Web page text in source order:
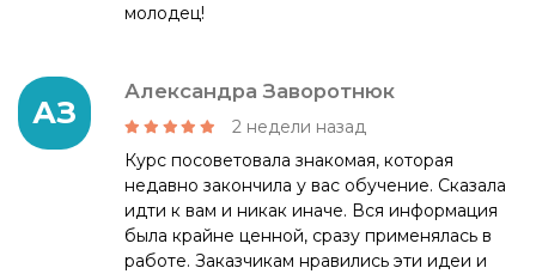
молодец!
АЗ
Александра Заворотнюк
2 недели назад
Курс посоветовала знакомая, которая
недавно закончила у вас обучение. Сказала
идти к вам и никак иначе. Вся информация
была крайне ценной, сразу применялась в
работе. Заказчикам нравились эти идеи и